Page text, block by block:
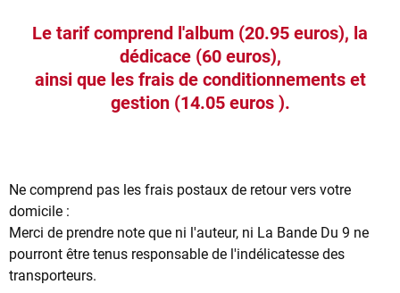
Le tarif comprend l'album (20.95 euros), la
dédicace (60 euros),
ainsi que les frais de conditionnements et
gestion (14.05 euros ).
Ne comprend pas les frais postaux de retour vers votre
domicile :
Merci de prendre note que ni l'auteur, ni La Bande Du 9 ne
pourront être tenus responsable de l'indélicatesse des
transporteurs.